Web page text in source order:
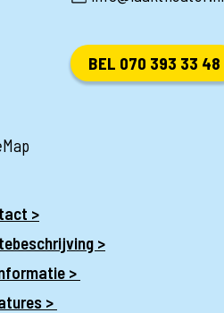
BEL 070 393 33 48
>
>
>
>